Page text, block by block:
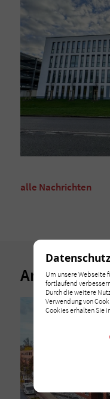
alle Nachrichten
Andere
Datenschutz
Um unsere Webseite
fortlaufend
Durch die weitere
Verwendung von
Cookies erhalten Sie